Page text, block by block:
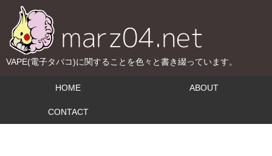
VAPE(電子タバコ)に関することを色々と書き綴っています。
HOME ABOUT
CONTACT